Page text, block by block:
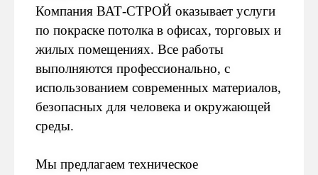
Компания ВАТ-СТРОЙ оказывает услуги
по покраске потолка в офисах, торговых и
жилых помещениях. Все работы
выполняются профессионально, с
использованием современных материалов,
безопасных для человека и окружающей
среды.
Мы предлагаем техническое
Приезжаем, смотрим
помещение, делаем
Оставить заявку →